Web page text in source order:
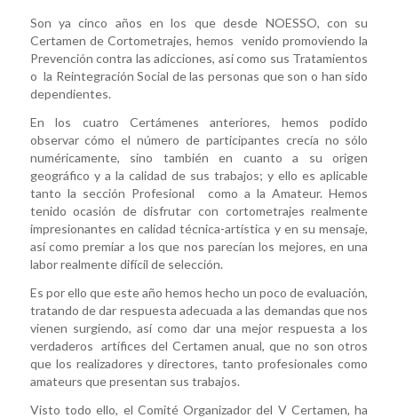
Son ya cinco años en los que desde NOESSO, con su
Certamen de Cortometrajes, hemos venido promoviendo la
Prevención contra las adicciones, así como sus Tratamientos
o la Reintegración Social de las personas que son o han sido
dependientes.
En los cuatro Certámenes anteriores, hemos podido
observar cómo el número de participantes crecía no sólo
numéricamente, sino también en cuanto a su origen
geográfico y a la calidad de sus trabajos; y ello es aplicable
tanto la sección Profesional como a la Amateur. Hemos
tenido ocasión de disfrutar con cortometrajes realmente
impresionantes en calidad técnica-artística y en su mensaje,
así como premiar a los que nos parecían los mejores, en una
labor realmente difícil de selección.
Es por ello que este año hemos hecho un poco de evaluación,
tratando de dar respuesta adecuada a las demandas que nos
vienen surgiendo, así como dar una mejor respuesta a los
verdaderos artífices del Certamen anual, que no son otros
que los realizadores y directores, tanto profesionales como
amateurs que presentan sus trabajos.
Visto todo ello, el Comité Organizador del V Certamen, ha